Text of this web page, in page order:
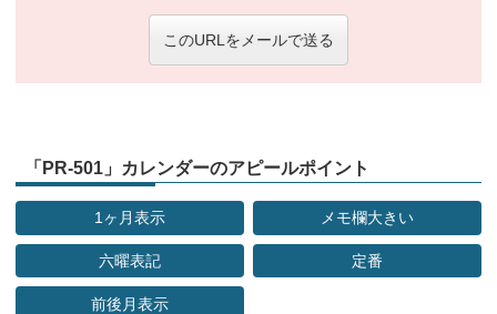
このURLをメールで送る
「PR-501」カレンダーのアピールポイント
1ヶ月表示 メモ欄大きい
六曜表記 定番
前後月表示